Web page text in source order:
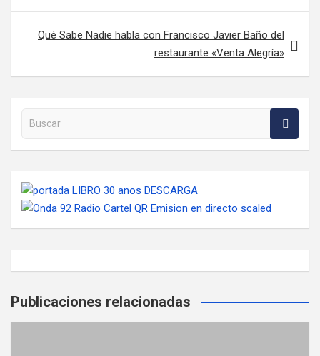
Qué Sabe Nadie habla con Francisco Javier Baño del
restaurante «Venta Alegría»
Buscar en la web
Publicaciones relacionadas